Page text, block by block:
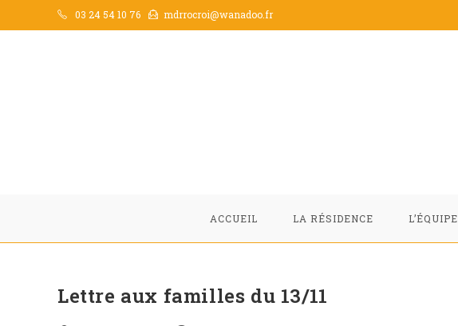
to
03 24 54 10 76 mdrrocroi@wanadoo.fr
ACCUEIL LA RÉSIDENCE L’ÉQUIPE
Lettre aux familles du 13/11